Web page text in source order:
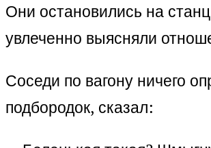
Они остановились на
увлеченно выясняли
Соседи по вагону ничего
подбородок, сказал: